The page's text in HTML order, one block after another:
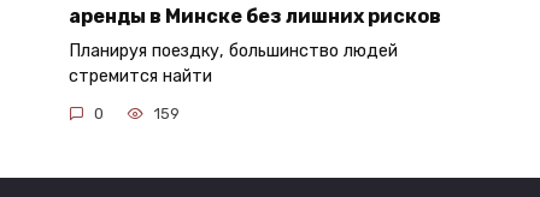
аренды в Минске без лишних рисков
Планируя поездку, большинство людей
стремится найти
0 159